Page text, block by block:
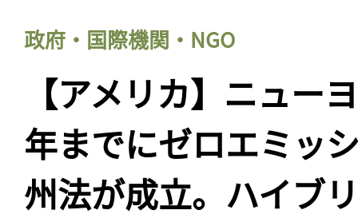
政府・国際機関・NGO
【アメリカ】ニュー
年までにゼロエミッ
州法が成立。ハイブ